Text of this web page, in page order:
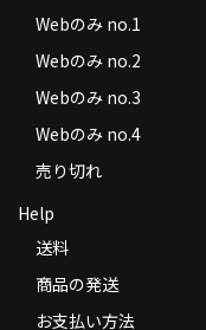
Webのみ no.1
Webのみ no.2
Webのみ no.3
Webのみ no.4
売り切れ
Help
送料
商品の発送
お支払い方法